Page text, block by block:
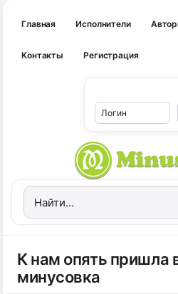
Главная Исполнители
Контакты Регистрация
К нам опять пришла
минусовка